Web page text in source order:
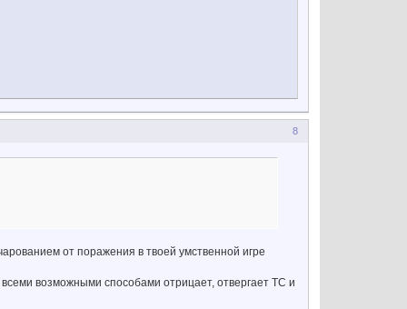
8
от поражения в твоей умственной игре
возможными способами отрицает, отвергает ТС и